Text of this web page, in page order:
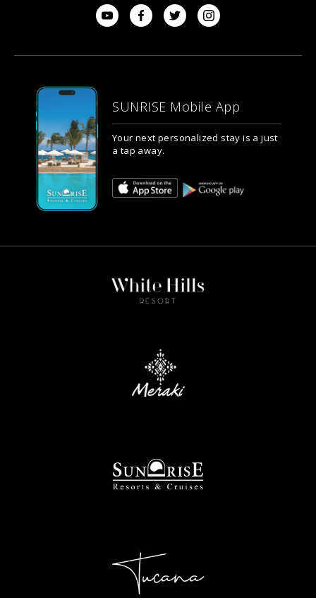
SUNRISE Mobile App
Your next personalized stay is a just
a tap away.